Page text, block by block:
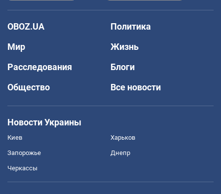
OBOZ.UA
Политика
Мир
Жизнь
Расследования
Блоги
Общество
Все новости
Новости Украины
Киев Харьков
Запорожье Днепр
Черкассы